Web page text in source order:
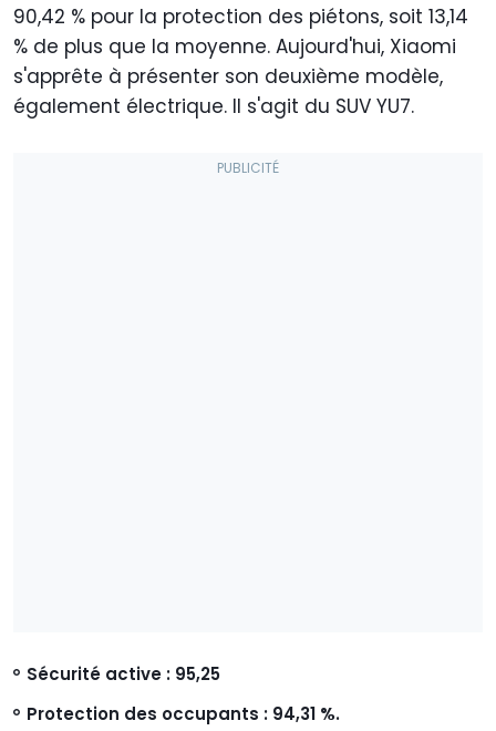
90,42 % pour la protection des piétons, soit 13,14
% de plus que la moyenne. Aujourd'hui, Xiaomi
s'apprête à présenter son deuxième modèle,
également électrique. Il s'agit du SUV YU7.
Sécurité active : 95,25
Protection des occupants : 94,31 %.